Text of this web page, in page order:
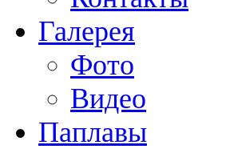
Галерея
Фото
Видео
Паплавы